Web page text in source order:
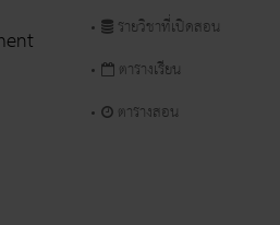
รายวิชาที่เปิดสอน
ตารางเรียน
ตารางสอน